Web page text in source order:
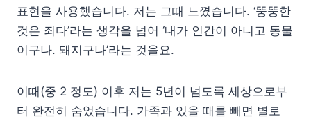
표현을 사용했습니다. 저는 그때 느꼈습니다. ‘뚱뚱한
것은 죄다’라는 생각을 넘어 ‘내가 인간이 아니고 동물
이구나. 돼지구나’라는 것을요.
이때(중 2 정도) 이후 저는 5년이 넘도록 세상으로부
터 완전히 숨었습니다. 가족과 있을 때를 빼면 별로